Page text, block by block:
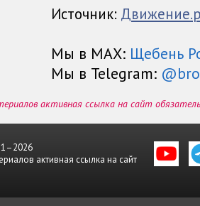
Источник:
Мы в МАХ: Щебень
Мы в Telegram:
активная ссылка на сайт
активная ссылка на сайт